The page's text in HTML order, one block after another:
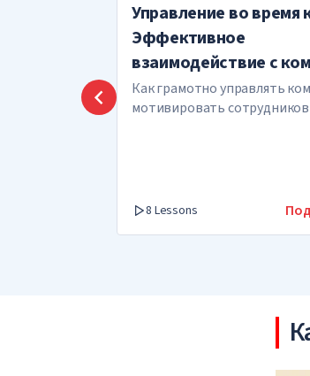
Управление во время
Эффективное
взаимодействие с
Как грамотно управлять
мотивировать
8 Lessons